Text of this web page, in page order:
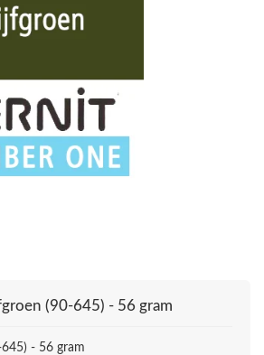
(90-645) - 56 gram
- 56 gram